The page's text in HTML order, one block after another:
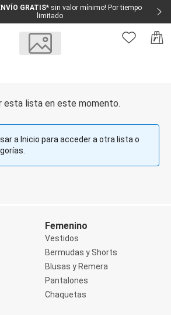
GRATIS* sin valor mínimo! Por tiempo
limitado
esta lista en este momento.
a Inicio para acceder a otra lista o
Femenino
Vestidos
Bermudas y Shorts
Blusas y Remera
Pantalones
Chaquetas